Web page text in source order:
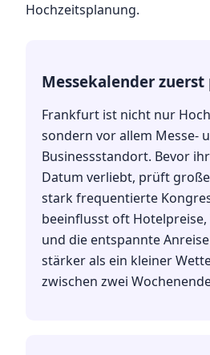
Hochzeitsplanung.
Messekalender zuerst
Frankfurt ist nicht nur
sondern vor allem Messe-
Businessstandort. Bevor
Datum verliebt, prüft
stark frequentierte
beeinflusst oft
und die entspannte
stärker als ein kleiner
zwischen zwei